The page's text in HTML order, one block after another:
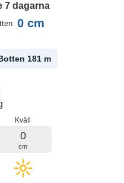
7 dagarna
0 cm
181 m
Kväll
0
cm